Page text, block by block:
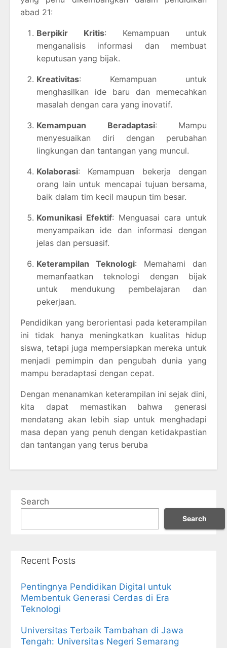
abad 21:
Berpikir Kritis: Kemampuan untuk
menganalisis informasi dan membuat
keputusan yang bijak.
Kreativitas: Kemampuan untuk
menghasilkan ide baru dan memecahkan
masalah dengan cara yang inovatif.
Kemampuan Beradaptasi: Mampu
menyesuaikan diri dengan perubahan
lingkungan dan tantangan yang muncul.
Kolaborasi: Kemampuan bekerja dengan
orang lain untuk mencapai tujuan bersama,
baik dalam tim kecil maupun tim besar.
Komunikasi Efektif: Menguasai cara untuk
menyampaikan ide dan informasi dengan
jelas dan persuasif.
Keterampilan Teknologi: Memahami dan
memanfaatkan teknologi dengan bijak
untuk mendukung pembelajaran dan
pekerjaan.
Pendidikan yang berorientasi pada keterampilan
ini tidak hanya meningkatkan kualitas hidup
siswa, tetapi juga mempersiapkan mereka untuk
menjadi pemimpin dan pengubah dunia yang
mampu beradaptasi dengan cepat.
Dengan menanamkan keterampilan ini sejak dini,
kita dapat memastikan bahwa generasi
mendatang akan lebih siap untuk menghadapi
masa depan yang penuh dengan ketidakpastian
dan tantangan yang terus beruba
Search
Search
Recent Posts
Pentingnya Pendidikan Digital untuk
Membentuk Generasi Cerdas di Era
Teknologi
Universitas Terbaik Tambahan di Jawa
Tengah: Universitas Negeri Semarang